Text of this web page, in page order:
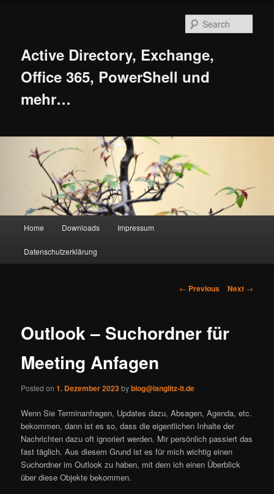
Active Directory, Exchange,
Office 365, PowerShell und
mehr…
Home Downloads Impressum
Datenschutzerklärung
Post
← Previous Next →
Outlook – Suchordner für
Meeting Anfagen
Posted on1. Dezember 2023byblog@langlitz-it.de
Wenn Sie Terminanfragen, Updates dazu, Absagen, Agenda, etc.
bekommen, dann ist es so, dass die eigentlichen Inhalte der
Nachrichten dazu oft ignoriert werden. Mir persönlich passiert das
fast täglich. Aus diesem Grund ist es für mich wichtig einen
Suchordner im Outlook zu haben, mit dem ich einen Überblick
über diese Objekte bekommen.